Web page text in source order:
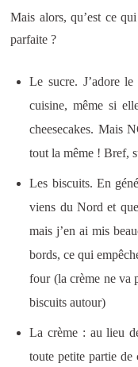
Mais alors, qu’est ce
parfaite ?
Le sucre. J’adore
cuisine, même si
cheesecakes. Mais
tout la même ! Bref,
Les biscuits. En
viens du Nord et
mais j’en ai mis
bords, ce qui
four (la crème ne va
biscuits autour)
La crème : au lieu
toute petite partie de